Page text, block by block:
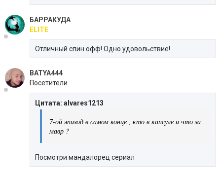
БАРРАКУДА
ELITE
Отличный спин офф! Одно удовольствие!
BATYA444
Посетители
Цитата: alvares1213
7-ой эпизод в самом конце , кто в капсуле и что за
мавр ?
Посмотри мандалорец сериал